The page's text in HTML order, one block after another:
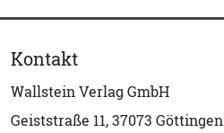
Kontakt
Wallstein Verlag GmbH
Geiststraße 11, 37073 Göttingen